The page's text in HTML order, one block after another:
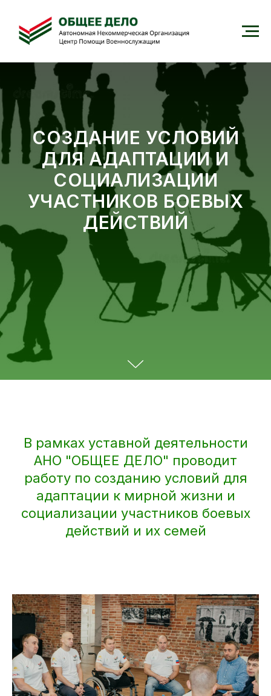
СОЗДАНИЕ УСЛОВИЙ
ДЛЯ АДАПТАЦИИ И
СОЦИАЛИЗАЦИИ
УЧАСТНИКОВ БОЕВЫХ
ДЕЙСТВИЙ
В рамках уставной деятельности
АНО "ОБЩЕЕ ДЕЛО" проводит
работу по созданию условий для
адаптации к мирной жизни и
социализации участников боевых
действий и их семей